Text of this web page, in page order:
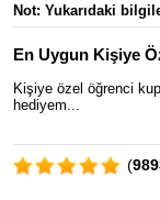
Not: Yukarıdaki
En Uygun Kişiye
Kişiye özel öğrenci
hediyem...
(